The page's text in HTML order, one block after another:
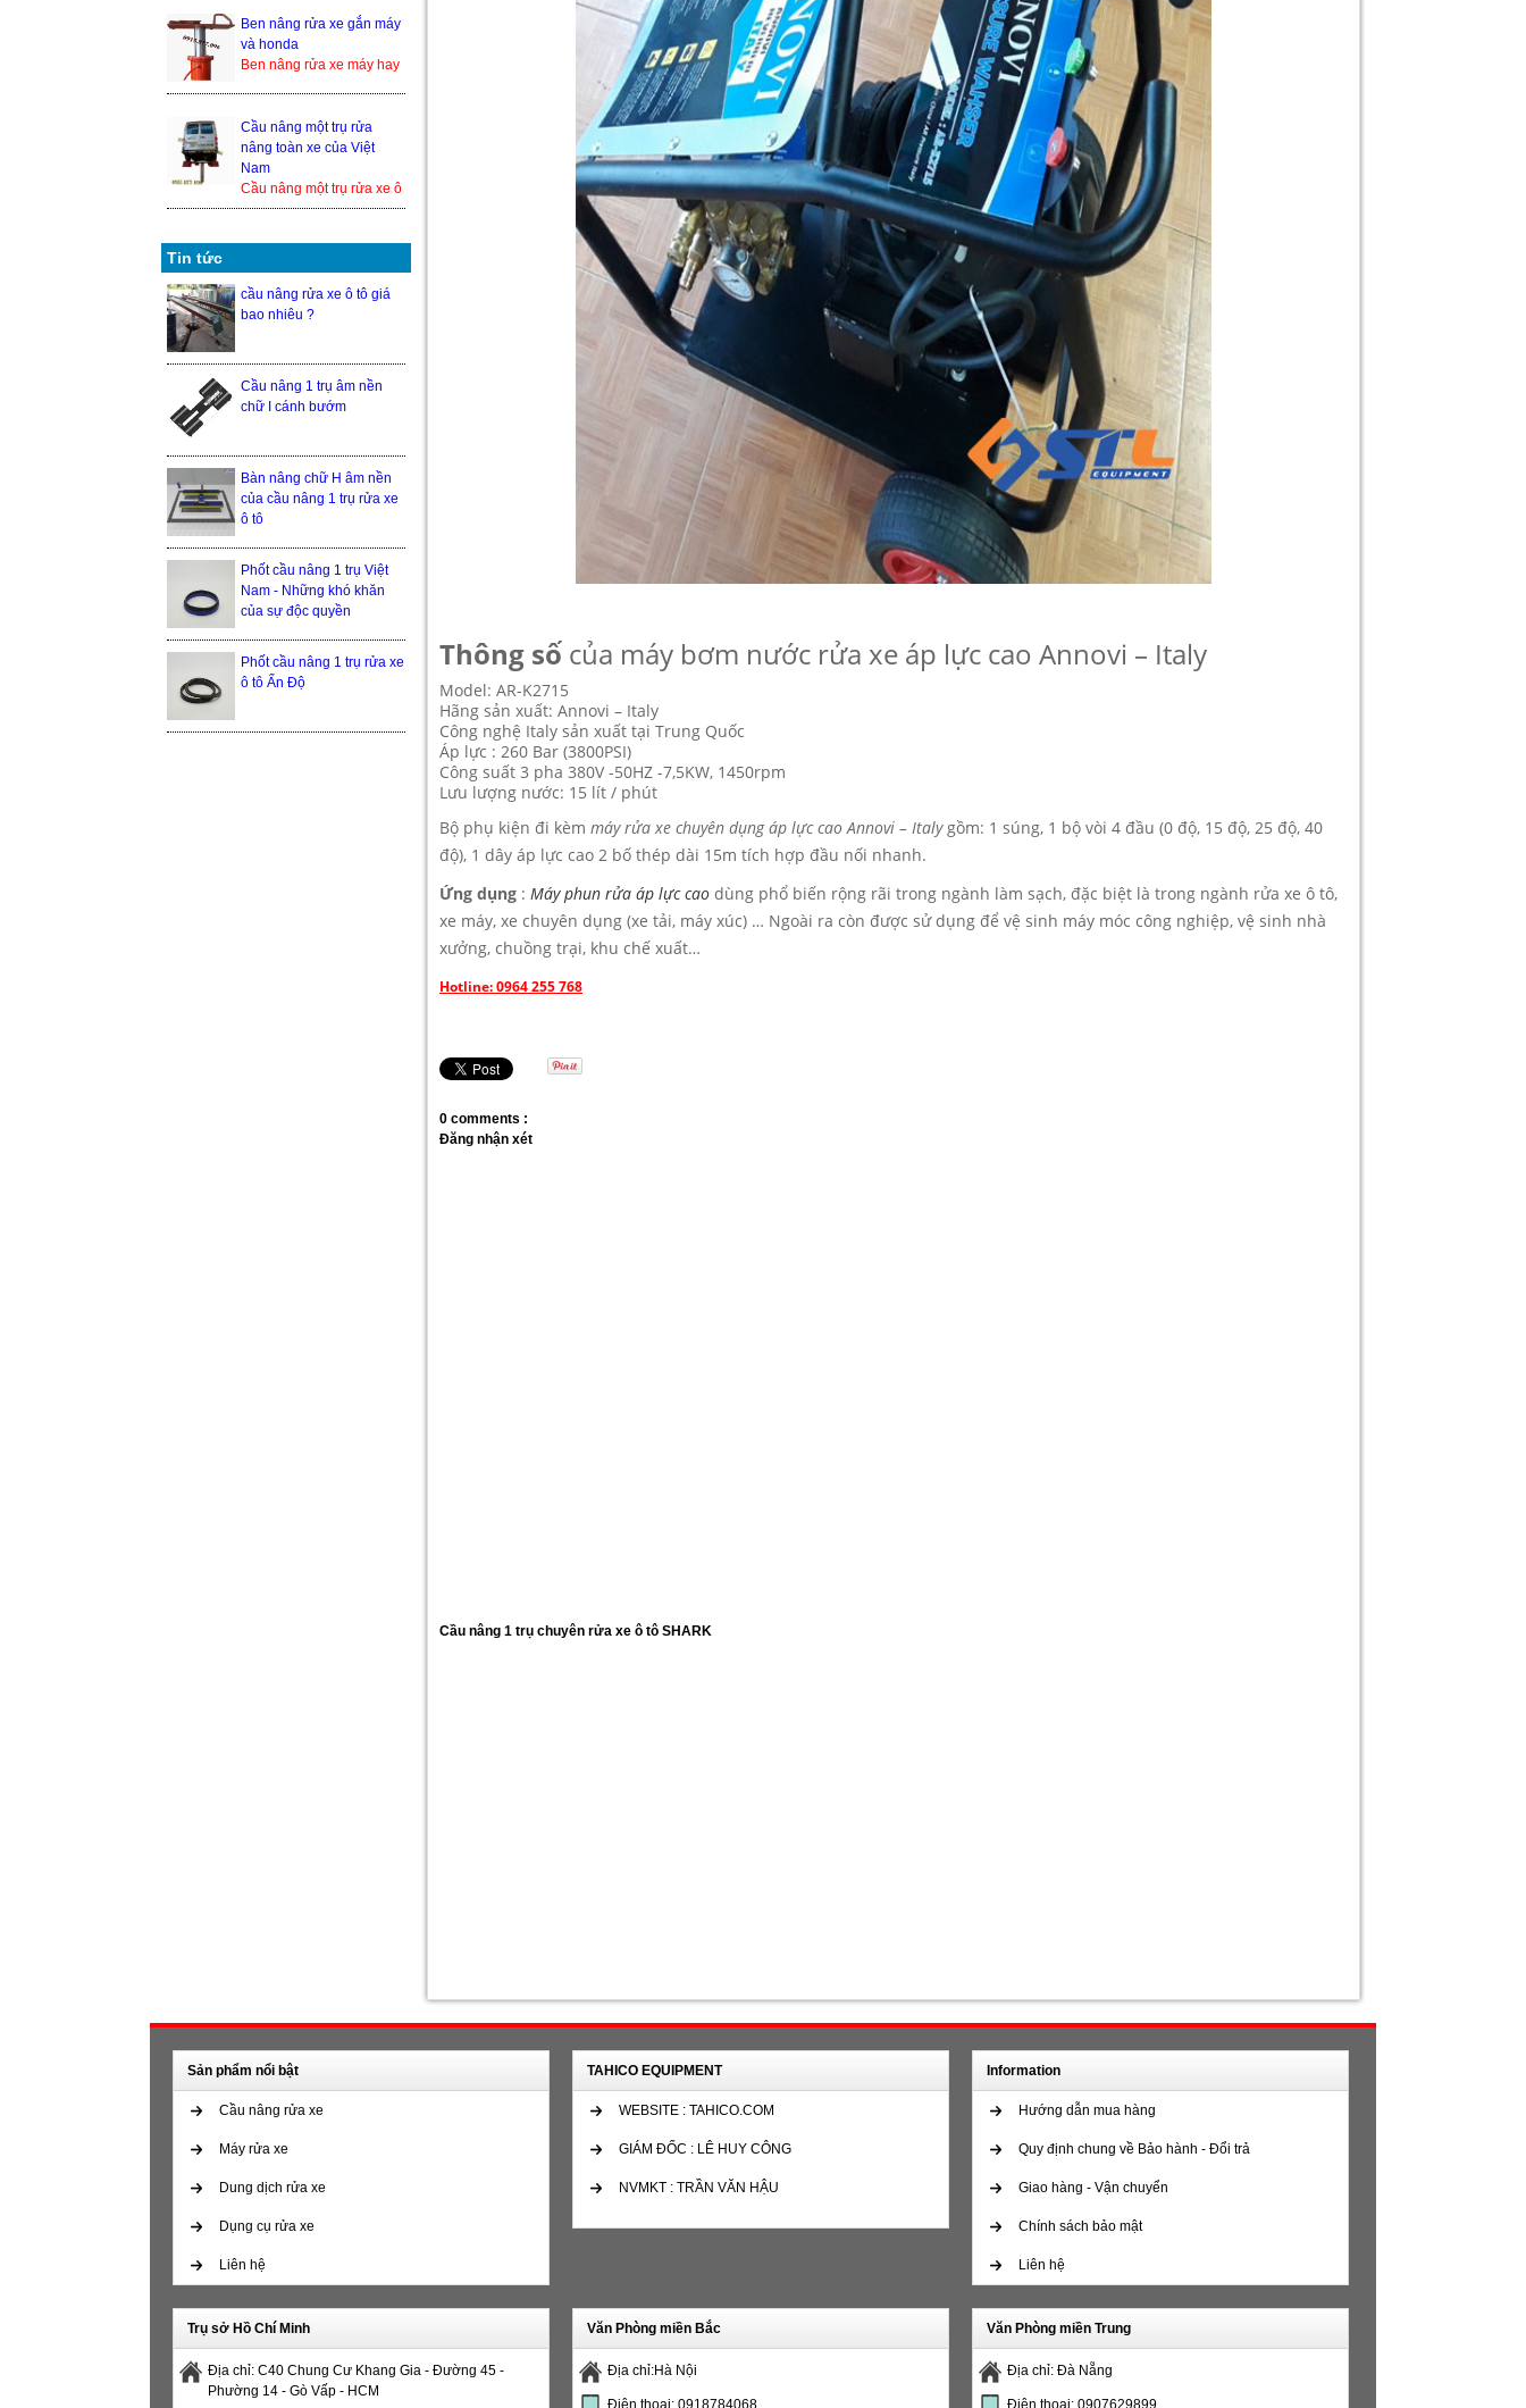
2018 Trong thế giới cầu
nâng xe ô tô, cầu nâng xe
1 trụ ...
Ben nâng rửa xe gắn máy
và honda
Ben nâng rửa xe máy hay
thiết bị nâng hạ xe máy
đượ...
Cầu nâng một trụ rửa
nâng toàn xe của Việt
Nam
Cầu nâng một trụ rửa xe ô
tô nâng toàn xe của Việt
Tin tức
cầu nâng rửa xe ô tô giá
bao nhiêu ?
Cầu nâng 1 trụ âm nền
chữ I cánh bướm
Bàn nâng chữ H âm nền
của cầu nâng 1 trụ rửa xe
ô tô
Phốt cầu nâng 1 trụ Việt
Nam - Những khó khăn
của sự độc quyền
Phốt cầu nâng 1 trụ rửa xe
ô tô Ấn Độ
Thông số của máy bơm nước rửa xe áp lực cao Annovi – Italy
Model: AR-K2715
Hãng sản xuất: Annovi – Italy
Công nghệ Italy sản xuất tại Trung Quốc
Áp lực : 260 Bar (3800PSI)
Công suất 3 pha 380V -50HZ -7,5KW, 1450rpm
Lưu lượng nước: 15 lít / phút
Bộ phụ kiện đi kèm máy rửa xe chuyên dụng áp lực cao Annovi – Italygồm: 1 súng, 1 bộ vòi 4 đầu (0 độ, 15 độ, 25 độ, 40
độ), 1 dây áp lực cao 2 bố thép dài 15m tích hợp đầu nối nhanh.
Ứng dụng : Máy phun rửa áp lực cao dùng phổ biến rộng rãi trong ngành làm sạch, đặc biệt là trong ngành rửa xe ô tô,
xe máy, xe chuyên dụng (xe tải, máy xúc) … Ngoài ra còn được sử dụng để vệ sinh máy móc công nghiệp, vệ sinh nhà
xưởng, chuồng trại, khu chế xuất…
Hotline: 0964 255 768
0 comments :
Đăng nhận xét
Cầu nâng 1 trụ chuyên rửa xe ô tô SHARK
Sản phẩm nổi bật
Cầu nâng rửa xe
Máy rửa xe
Dung dịch rửa xe
Dụng cụ rửa xe
Liên hệ
TAHICO EQUIPMENT
WEBSITE : TAHICO.COM
GIÁM ĐỐC : LÊ HUY CÔNG
NVMKT : TRẦN VĂN HẬU
Information
Hướng dẫn mua hàng
Quy định chung về Bảo hành - Đổi trả
Giao hàng - Vận chuyển
Chính sách bảo mật
Liên hệ
Trụ sở Hồ Chí Minh
Địa chỉ: C40 Chung Cư Khang Gia - Đường 45 -
Phường 14 - Gò Vấp - HCM
Văn Phòng miền Bắc
Địa chỉ:Hà Nội
Điện thoại: 0918784068
Văn Phòng miền Trung
Địa chỉ: Đà Nẵng
Điện thoại: 0907629899